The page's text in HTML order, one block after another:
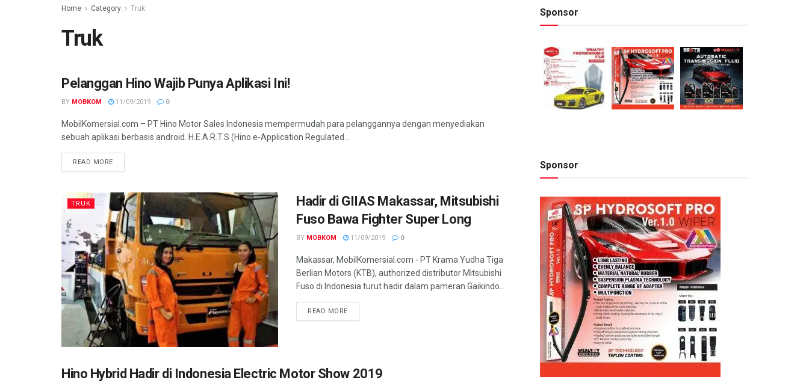
Home Category Truk
Truk
TRUK
Pelanggan Hino Wajib Punya Aplikasi Ini!
BY MOBKOM 11/09/2019 0
MobilKomersial.com – PT Hino Motor Sales Indonesia mempermudah para pelanggannya dengan menyediakan
sebuah aplikasi berbasis android. H.E.A.R.T.S (Hino e-Application Regulated...
READ MORE
TRUK
Hadir di GIIAS Makassar, Mitsubishi
Fuso Bawa Fighter Super Long
BY MOBKOM 11/09/2019 0
Makassar, MobilKomersial.com - PT Krama Yudha Tiga
Berlian Motors (KTB), authorized distributor Mitsubishi
Fuso di Indonesia turut hadir dalam pameran Gaikindo...
READ MORE
TRUK
Hino Hybrid Hadir di Indonesia Electric Motor Show 2019
Sponsor
Sponsor